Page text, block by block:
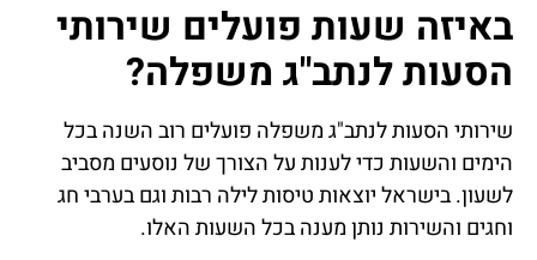
באיזה שעות פועלים שירותי
הסעות לנתב"ג משפלה?
שירותי הסעות לנתב"ג משפלה פועלים רוב השנה בכל
הימים והשעות כדי לענות על הצורך של נוסעים מסביב
לשעון. בישראל יוצאות טיסות לילה רבות וגם בערבי חג
וחגים והשירות נותן מענה בכל השעות האלו.